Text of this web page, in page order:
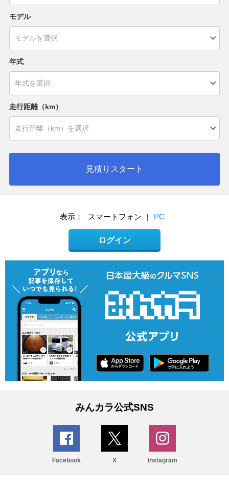
モデル
年式
走行距離（km）
見積りスタート
表示： スマートフォン | PC
ログイン
みんカラ公式SNS
Facebook X Instagram